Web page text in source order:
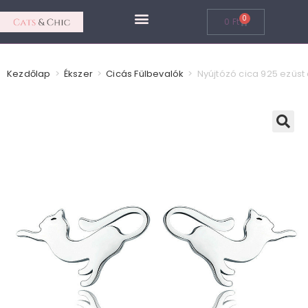
0 Ft 0
Kezdőlap > Ékszer > Cicás Fülbevalók > Nyújtózó cica 925